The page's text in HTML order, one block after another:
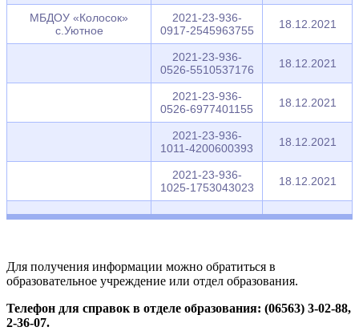
МБДОУ «Колосок»
с.Уютное
2021-23-936-
0917-2545963755
18.12.2021
2021-23-936-
0526-5510537176
18.12.2021
2021-23-936-
0526-6977401155
18.12.2021
2021-23-936-
1011-4200600393
18.12.2021
2021-23-936-
1025-1753043023
18.12.2021
Для получения информации можно обратиться в
образовательное учреждение или отдел образования.
Телефон для справок в отделе образования: (06563) 3-02-88,
2-36-07.